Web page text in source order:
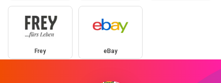
Frey eBay